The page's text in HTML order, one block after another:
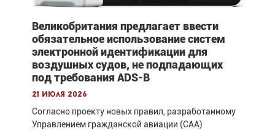
Великобритания предлагает ввести
обязательное использование систем
электронной идентификации для
воздушных судов, не подпадающих
под требования ADS-B
21 июля 2026
Согласно проекту новых правил, разработанному
Управлением гражданской авиации (CAA)